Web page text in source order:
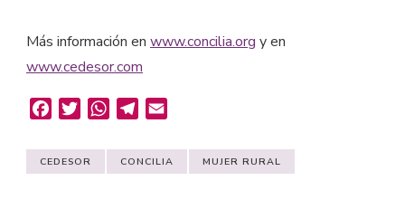
Más información en www.concilia.org y en
www.cedesor.com
FacebookTwitterWhatsAppTelegram
CEDESOR CONCILIA MUJER RURAL